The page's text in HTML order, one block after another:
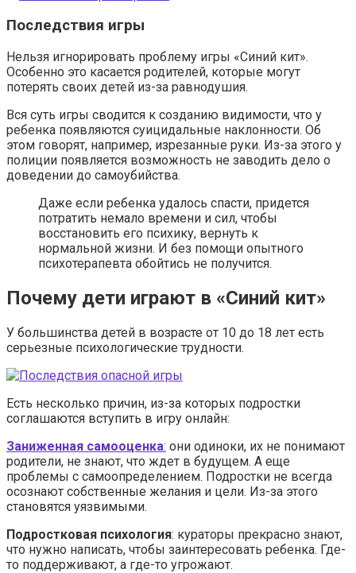
Последствия игры
Нельзя игнорировать проблему игры «Синий кит».
Особенно это касается родителей, которые могут
потерять своих детей из-за равнодушия.
Вся суть игры сводится к созданию видимости, что у
ребенка появляются суицидальные наклонности. Об
этом говорят, например, изрезанные руки. Из-за этого у
полиции появляется возможность не заводить дело о
доведении до самоубийства.
Даже если ребенка удалось спасти, придется
потратить немало времени и сил, чтобы
восстановить его психику, вернуть к
нормальной жизни. И без помощи опытного
психотерапевта обойтись не получится.
Почему дети играют в «Синий кит»
У большинства детей в возрасте от 10 до 18 лет есть
серьезные психологические трудности.
Есть несколько причин, из-за которых подростки
соглашаются вступить в игру онлайн:
Заниженная самооценка: они одиноки, их не понимают
родители, не знают, что ждет в будущем. А еще
проблемы с самоопределением. Подростки не всегда
осознают собственные желания и цели. Из-за этого
становятся уязвимыми.
Подростковая психология: кураторы прекрасно знают,
что нужно написать, чтобы заинтересовать ребенка. Где-
то поддерживают, а где-то угрожают.